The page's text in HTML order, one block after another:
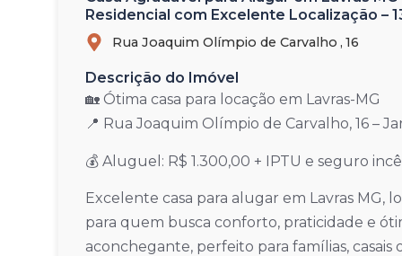
Residencial com Excelente Localização –
Rua Joaquim Olímpio de Carvalho , 16
Descrição do Imóvel
🏡 Ótima casa para locação em Lavras-MG
📍 Rua Joaquim Olímpio de Carvalho, 16 –
💰 Aluguel: R$ 1.300,00 + IPTU e seguro
Excelente casa para alugar em Lavras MG,
para quem busca conforto, praticidade e
aconchegante, perfeito para famílias, casais